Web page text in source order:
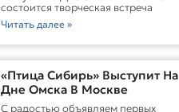
состоится творческая встреча
Читать далее »
«Птица Сибирь» Выступит На
Дне Омска В Москве
С радостью объявляем первых